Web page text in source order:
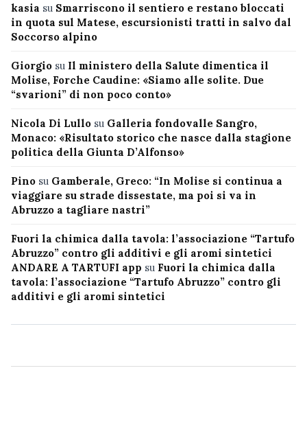
kasia su Smarriscono il sentiero e restano bloccati
in quota sul Matese, escursionisti tratti in salvo dal
Soccorso alpino
Giorgio su Il ministero della Salute dimentica il
Molise, Forche Caudine: «Siamo alle solite. Due
“svarioni” di non poco conto»
Nicola Di Lullo su Galleria fondovalle Sangro,
Monaco: «Risultato storico che nasce dalla stagione
politica della Giunta D’Alfonso»
Pino su Gamberale, Greco: “In Molise si continua a
viaggiare su strade dissestate, ma poi si va in
Abruzzo a tagliare nastri”
Fuori la chimica dalla tavola: l’associazione “Tartufo
Abruzzo” contro gli additivi e gli aromi sintetici
ANDARE A TARTUFI app su Fuori la chimica dalla
tavola: l’associazione “Tartufo Abruzzo” contro gli
additivi e gli aromi sintetici